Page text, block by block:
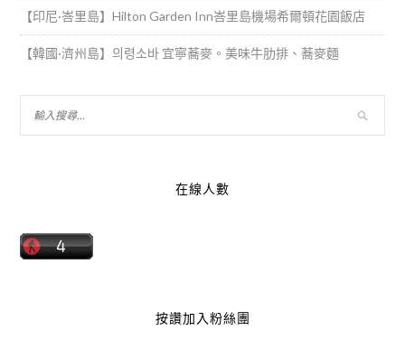
【印尼·峇里島】Hilton Garden Inn峇里島機場希爾頓花園飯店
【韓國·濟州島】의령소바 宜寧蕎麥。美味牛肋排、蕎麥麵
在線人數
按讚加入粉絲團